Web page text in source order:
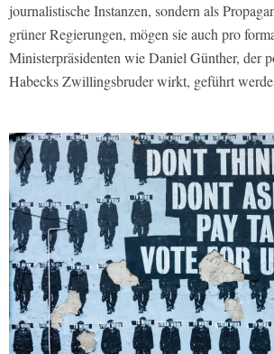
journalistische Instanzen, sondern als
grüner Regierungen, mögen sie auch pro
Ministerpräsidenten wie Daniel Günther, der
Habecks Zwillingsbruder wirkt, geführt